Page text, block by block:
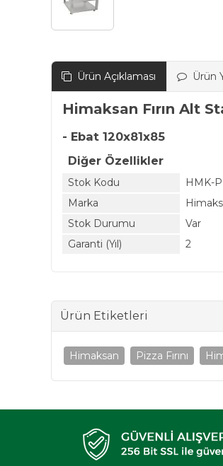
Ürün Açıklaması Ürün
Himaksan Fırın Alt
- Ebat 120x81x85
Diğer Özellikler
Stok Kodu
HMK-
Marka
Stok Durumu
Var
Garanti (Yıl)
2
Ürün Etiketleri
Himaksan Pizza Fırını